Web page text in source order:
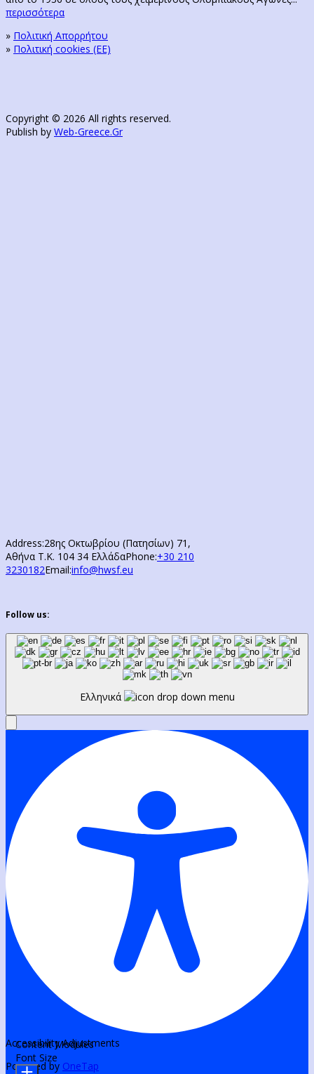
περισσότερα
» Πολιτική Απορρήτου
» Πολιτική cookies (ΕΕ)
Copyright © 2026 All rights reserved.
Publish by Web-Greece.Gr
Address:28ης Οκτωβρίου (Πατησίων) 71,
Αθήνα Τ.Κ. 104 34 ΕλλάδαPhone:+30 210
3230182Email:info@hwsf.eu
Follow us:
Ελληνικά
Accessibility Adjustments
Powered by OneTap
Content Modules
Font Size